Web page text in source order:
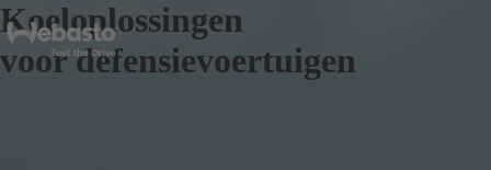
Koeloplossingen
voor defensievoertuigen